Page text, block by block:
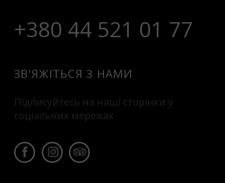
+380 44 521 01 77
ЗВ'ЯЖІТЬСЯ З НАМИ
Підписуйтесь на наші сторінки у
соціальних мережах